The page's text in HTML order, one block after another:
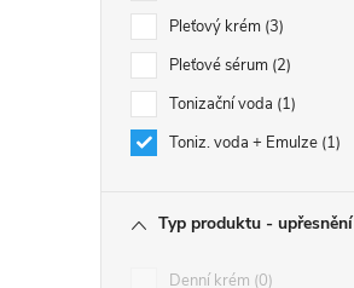
Pleťový krém 3
Pleťové sérum 2
Tonizační voda 1
Toniz. voda + Emulze 1
Typ produktu - upřesnění
Denní krém 0